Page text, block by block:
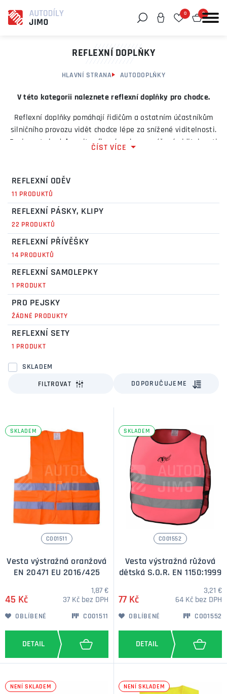
0 0
REFLEXNÍ DOPLŇKY
HLAVNÍ STRANA AUTODOPLŇKY
V této kategorii naleznete reflexní doplňky pro chodce.
Reflexní doplňky pomáhají řidičům a ostatním účastníkům
silničního provozu vidět chodce lépe za snížené viditelnosti.
Povinnost chodců nosit reflexní prvky za snížené viditelnosti
V této kategorii naleznete reflexní vesty, reflexní přívěšky,
ČÍST VÍCE
REFLEXNÍ ODĚV
11 PRODUKTŮ
REFLEXNÍ PÁSKY, KLIPY
22 PRODUKTŮ
REFLEXNÍ PŘÍVĚŠKY
14 PRODUKTŮ
REFLEXNÍ SAMOLEPKY
1 PRODUKT
PRO PEJSKY
ŽÁDNÉ PRODUKTY
REFLEXNÍ SETY
1 PRODUKT
SKLADEM
FILTROVAT DOPORUČUJEME
SKLADEM
CO01511
Vesta výstražná oranžová
EN 20471 EU 2016/425
45 Kč
1,87 €
37 Kč bez DPH
OBLÍBENÉ CO01511
SKLADEM
CO01552
Vesta výstražná růžová
dětská S.O.R. EN 1150:1999
77 Kč
3,21 €
64 Kč bez DPH
OBLÍBENÉ CO01552
NENÍ SKLADEM NENÍ SKLADEM
Můžeme vám pomoci něco najít?